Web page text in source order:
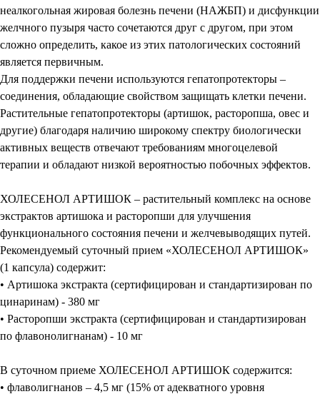
неалкогольная жировая болезнь печени (НАЖБП) и дисфункции
желчного пузыря часто сочетаются друг с другом, при этом
сложно определить, какое из этих патологических состояний
является первичным.
Для поддержки печени используются гепатопротекторы –
соединения, обладающие свойством защищать клетки печени.
Растительные гепатопротекторы (артишок, расторопша, овес и
другие) благодаря наличию широкому спектру биологически
активных веществ отвечают требованиям многоцелевой
терапии и обладают низкой вероятностью побочных эффектов.
ХОЛЕСЕНОЛ АРТИШОК – растительный комплекс на основе
экстрактов артишока и расторопши для улучшения
функционального состояния печени и желчевыводящих путей.
Рекомендуемый суточный прием «ХОЛЕСЕНОЛ АРТИШОК»
(1 капсула) содержит:
• Артишока экстракта (сертифицирован и стандартизирован по
цинаринам) - 380 мг
• Расторопши экстракта (сертифицирован и стандартизирован
по флавонолигнанам) - 10 мг
В суточном приеме ХОЛЕСЕНОЛ АРТИШОК содержится:
• флаволигнанов – 4,5 мг (15% от адекватного уровня